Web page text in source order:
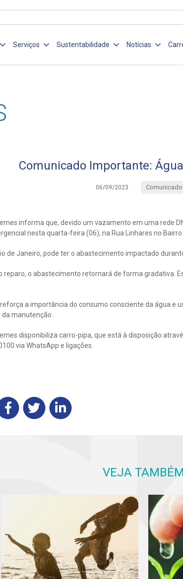
Serviços Sustentabilidade Notícias
Comunicado Importante:
06/09/2023
informa que, devido um vazamento em uma rede
nesta quarta-feira (06), na Rua Linhares no
de Janeiro, pode ter o abastecimento impactado
reparo, o abastecimento retornará de forma gradativa.
a importância do consumo consciente da água e
manutenção.
disponibiliza carro-pipa, que está à disposição
via WhatsApp e ligações.
VEJA TAMBÉM